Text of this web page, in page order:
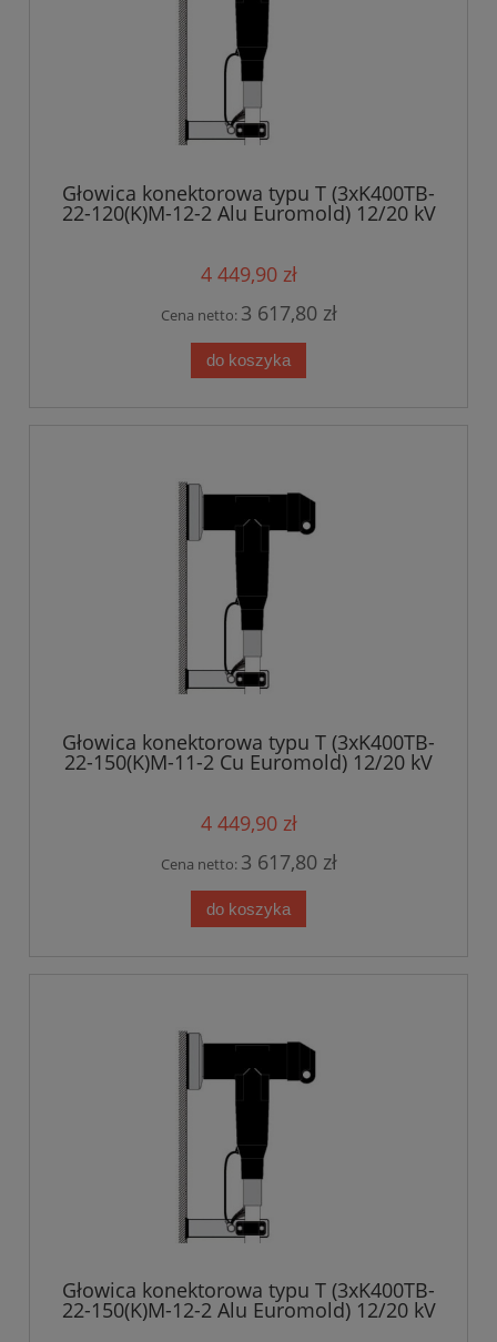
Głowica konektorowa typu T (3xK400TB-
22-120(K)M-12-2 Alu Euromold) 12/20 kV
4 449,90 zł
Cena netto: 3 617,80 zł
do koszyka
Głowica konektorowa typu T (3xK400TB-
22-150(K)M-11-2 Cu Euromold) 12/20 kV
4 449,90 zł
Cena netto: 3 617,80 zł
do koszyka
Głowica konektorowa typu T (3xK400TB-
22-150(K)M-12-2 Alu Euromold) 12/20 kV